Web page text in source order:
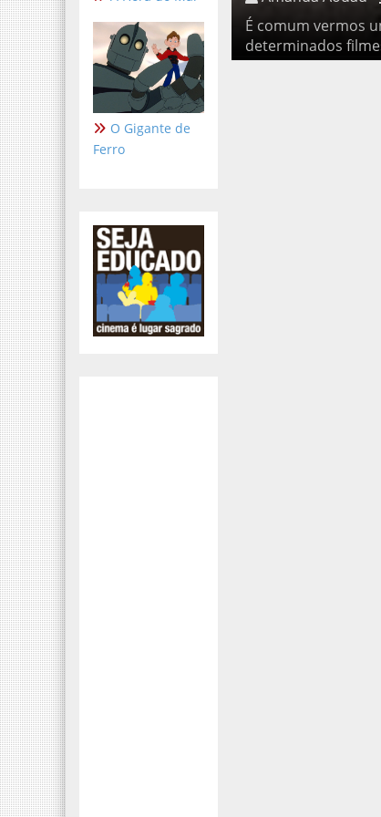
O Gigante de
Ferro
É comum vermos
filmes . Blockbusters